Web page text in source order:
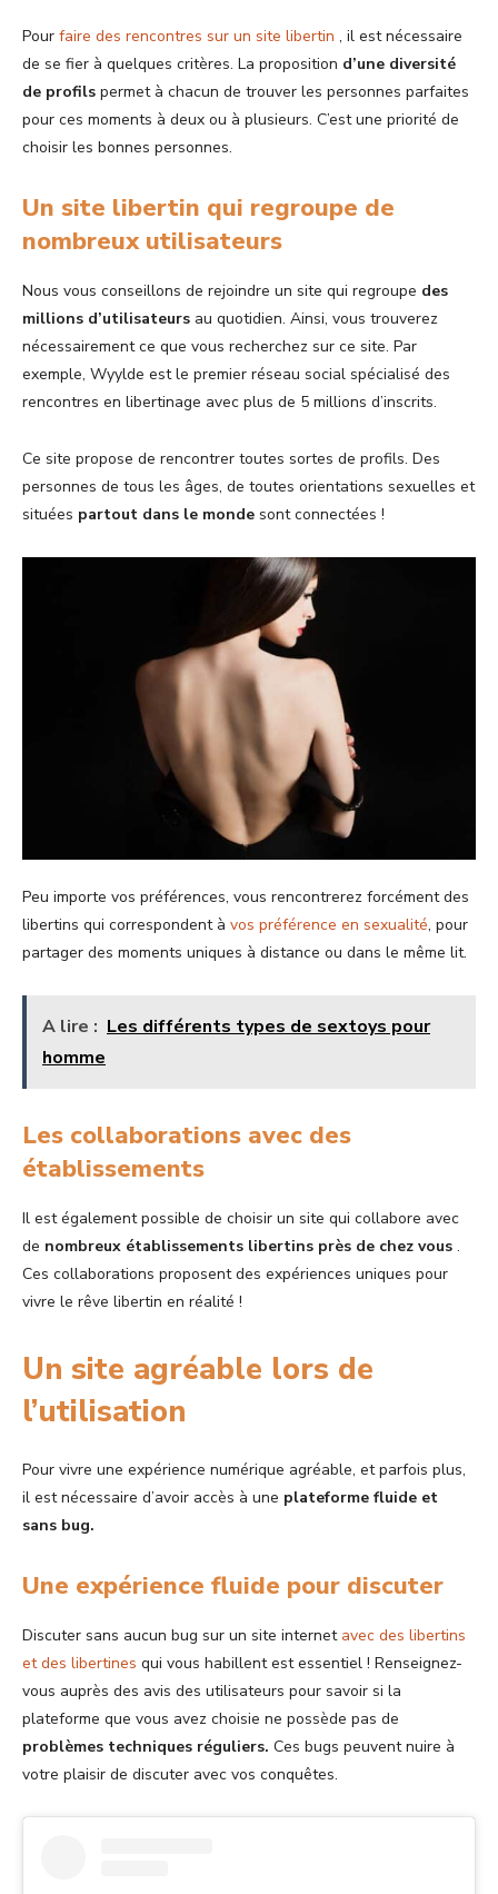
Pour faire des rencontres sur un site libertin , il est nécessaire
de se fier à quelques critères. La proposition d’une diversité
de profils permet à chacun de trouver les personnes parfaites
pour ces moments à deux ou à plusieurs. C’est une priorité de
choisir les bonnes personnes.
Un site libertin qui regroupe de
nombreux utilisateurs
Nous vous conseillons de rejoindre un site qui regroupe des
millions d’utilisateurs au quotidien. Ainsi, vous trouverez
nécessairement ce que vous recherchez sur ce site. Par
exemple, Wyylde est le premier réseau social spécialisé des
rencontres en libertinage avec plus de 5 millions d’inscrits.
Ce site propose de rencontrer toutes sortes de profils. Des
personnes de tous les âges, de toutes orientations sexuelles et
situées partout dans le monde sont connectées !
Peu importe vos préférences, vous rencontrerez forcément des
libertins qui correspondent à vos préférence en sexualité, pour
partager des moments uniques à distance ou dans le même lit.
A lire : Les différents types de sextoys pour
homme
Les collaborations avec des
établissements
Il est également possible de choisir un site qui collabore avec
de nombreux établissements libertins près de chez vous .
Ces collaborations proposent des expériences uniques pour
vivre le rêve libertin en réalité !
Un site agréable lors de
l’utilisation
Pour vivre une expérience numérique agréable, et parfois plus,
il est nécessaire d’avoir accès à une plateforme fluide et
sans bug.
Une expérience fluide pour discuter
Discuter sans aucun bug sur un site internet avec des libertins
et des libertines qui vous habillent est essentiel ! Renseignez-
vous auprès des avis des utilisateurs pour savoir si la
plateforme que vous avez choisie ne possède pas de
problèmes techniques réguliers. Ces bugs peuvent nuire à
votre plaisir de discuter avec vos conquêtes.